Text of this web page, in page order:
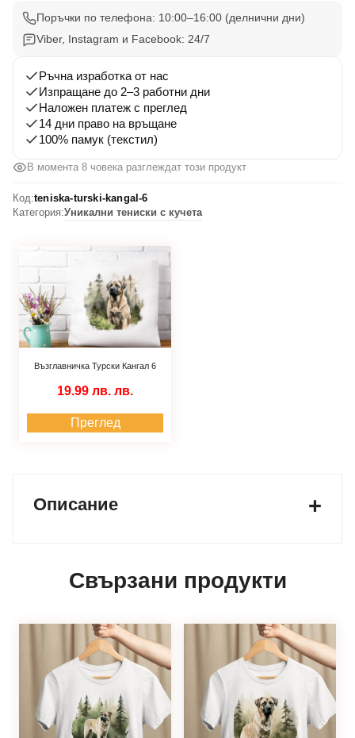
Турски
Кангал
Поръчки по телефона: 10:00–16:00 (делнични дни)
Viber, Instagram и Facebook: 24/7
Ръчна изработка от нас
Изпращане до 2–3 работни дни
Наложен платеж с преглед
14 дни право на връщане
100% памук (текстил)
В момента 8 човека разглеждат този продукт
Код:teniska-turski-kangal-6
Категория:Уникални тениски с кучета
Възглавничка Турски Кангал 6
19.99 лв. лв.
Преглед
Описание
Свързани продукти